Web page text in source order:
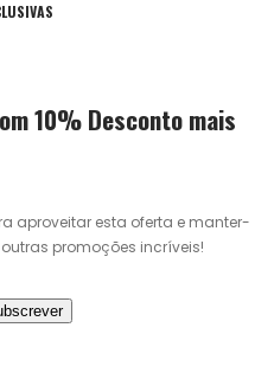
10% Desconto mais
aproveitar esta oferta e manter-
promoções incríveis!